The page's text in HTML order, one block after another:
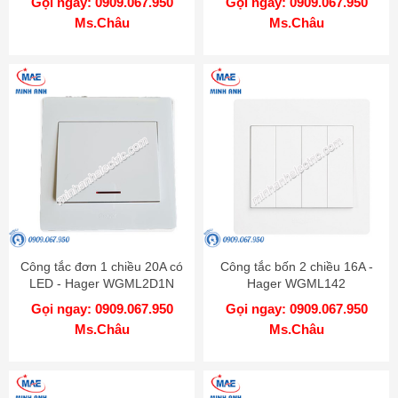
Ms.Châu
Ms.Châu
Công tắc đơn 1 chiều 20A có
LED - Hager WGML2D1N
Gọi ngay: 0909.067.950
Ms.Châu
Công tắc bốn 2 chiều 16A -
Hager WGML142
Gọi ngay: 0909.067.950
Ms.Châu